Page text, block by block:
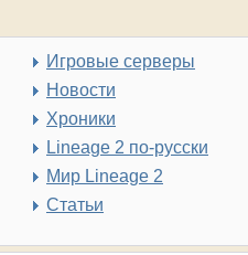
Игровые серверы
Новости
Хроники
Lineage 2 по-русски
Мир Lineage 2
Статьи